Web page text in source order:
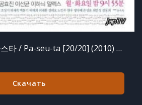
Паста / Pasta / 파스타 / Pa-seu-ta [20/20] (2010) HDTVRip 720p
Скачать